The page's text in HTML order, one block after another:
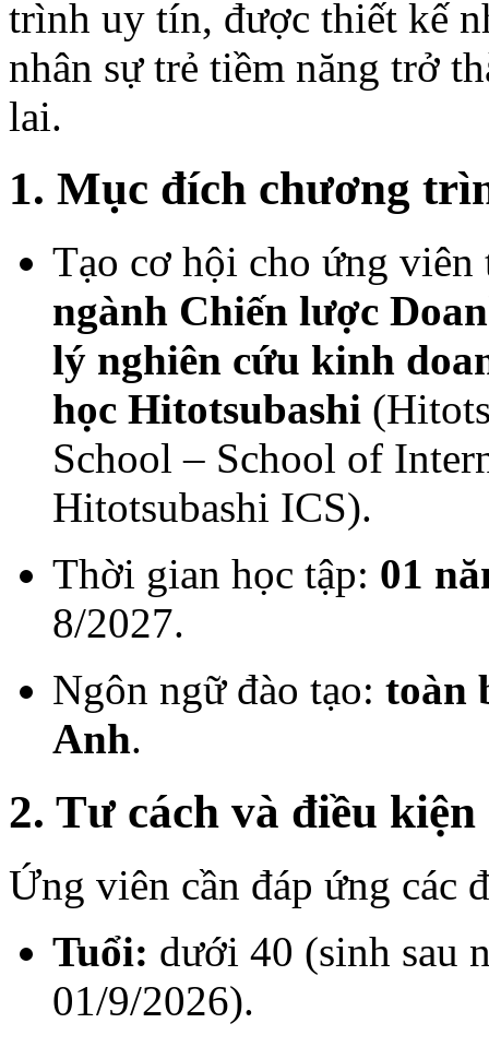
trình uy tín, được thiết kế
nhân sự trẻ tiềm năng trở
lai.
1. Mục đích chương
Tạo cơ hội cho ứng
ngành Chiến lược
lý nghiên cứu kinh
học Hitotsubashi
School – School of
Hitotsubashi ICS).
Thời gian học tập: 01
8/2027.
Ngôn ngữ đào tạo: toàn
Anh.
2. Tư cách và điều
Ứng viên cần đáp ứng các
Tuổi: dưới 40 (sinh sau
01/9/2026).